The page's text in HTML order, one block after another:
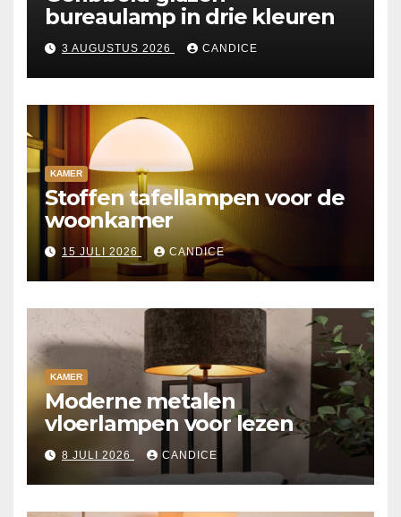
bureaulamp in drie kleuren
3 AUGUSTUS 2026 CANDICE
KAMER
Stoffen tafellampen voor de
woonkamer
15 JULI 2026 CANDICE
KAMER
Moderne metalen
vloerlampen voor lezen
8 JULI 2026 CANDICE